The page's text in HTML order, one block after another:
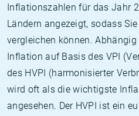
Inflationszahlen für das Jahr
Ländern angezeigt, sodass
vergleichen können.
Inflation auf Basis des VPI
des HVPI (harmonisierter
wird oft als die wichtigste
angesehen. Der HVPI ist ein